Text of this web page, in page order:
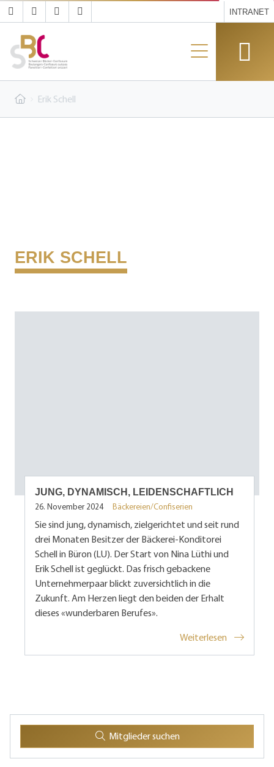
INTRANET
Erik Schell
ERIK SCHELL
JUNG, DYNAMISCH, LEIDENSCHAFTLICH
26. November 2024 Bäckereien/Confiserien
Sie sind jung, dynamisch, zielgerichtet und seit rund
drei Monaten Besitzer der Bäckerei-Konditorei
Schell in Büron (LU). Der Start von Nina Lüthi und
Erik Schell ist geglückt. Das frisch gebackene
Unternehmerpaar blickt zuversichtlich in die
Zukunft. Am Herzen liegt den beiden der Erhalt
dieses «wunderbaren Berufes».
Weiterlesen
Mitglieder suchen